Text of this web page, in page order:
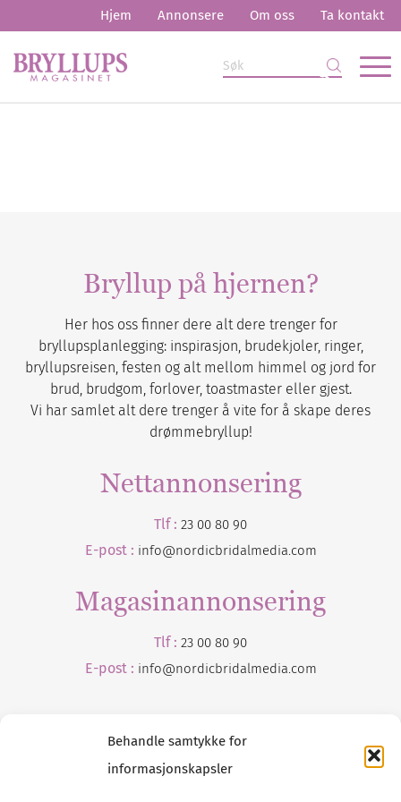
Behandle samtykke for
informasjonskapsler
Hjem Annonsere Om oss Ta kontakt
Bryllup på hjernen?
Her hos oss finner dere alt dere trenger for
bryllupsplanlegging: inspirasjon, brudekjoler, ringer,
bryllupsreisen, festen og alt mellom himmel og jord for
brud, brudgom, forlover, toastmaster eller gjest.
Vi har samlet alt dere trenger å vite for å skape deres
drømmebryllup!
Nettannonsering
Tlf : 23 00 80 90
E-post : info@nordicbridalmedia.com
Magasinannonsering
Tlf : 23 00 80 90
E-post : info@nordicbridalmedia.com